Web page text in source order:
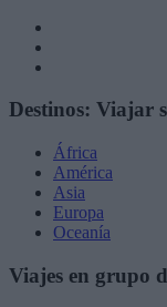
Destinos: Viajar
África
América
Asia
Europa
Oceanía
Viajes en grupo